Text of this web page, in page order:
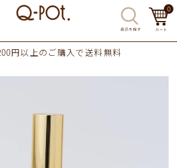
0
円以上のご購入で送料無料